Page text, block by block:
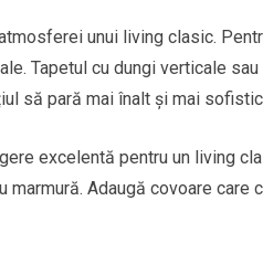
unui living clasic.
Tapetul cu dungi verticale
să pară mai înalt și mai
excelentă pentru un living
Adaugă covoare